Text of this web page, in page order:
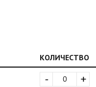
КОЛИЧЕСТВО
+
-